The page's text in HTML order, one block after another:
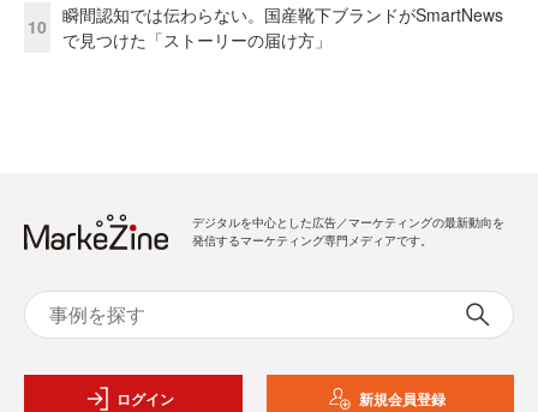
10
瞬間認知では伝わらない。国産靴下ブランドがSmartNews
で見つけた「ストーリーの届け方」
デジタルを中心とした広告／マーケティングの最新動向を
発信するマーケティング専門メディアです。
ログイン 新規会員登録